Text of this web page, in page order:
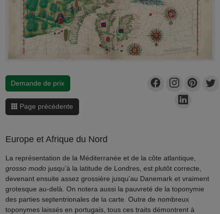
Demande de prix
Page précédente
Europe et Afrique du Nord
La représentation de la Méditerranée et de la côte atlantique,
grosso modo jusqu’à la latitude de Londres, est plutôt correcte,
devenant ensuite assez grossière jusqu’au Danemark et vraiment
grotesque au-delà. On notera aussi la pauvreté de la toponymie
des parties septentrionales de la carte. Outre de nombreux
toponymes laissés en portugais, tous ces traits démontrent à